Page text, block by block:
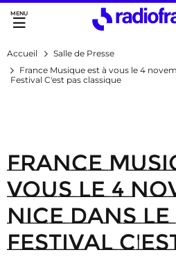
Accès direct :
Menu principal
Contenu
Accueil
Salle de Presse
France Musique est à vous le 4
Festival C'est pas classique
France
vous le 4
Nice dans
Festival